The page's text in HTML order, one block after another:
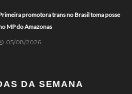
promotora trans no Brasil toma posse
MP do Amazonas
05/08/2026
DA SEMANA